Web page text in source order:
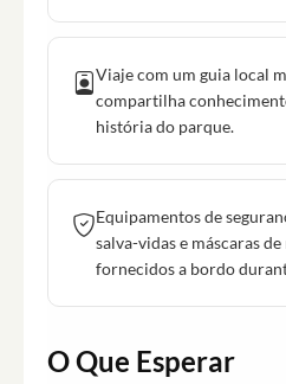
Viaje com um guia local
compartilha
história do parque.
Equipamentos de
salva-vidas e máscaras
fornecidos a bordo
O Que Esperar